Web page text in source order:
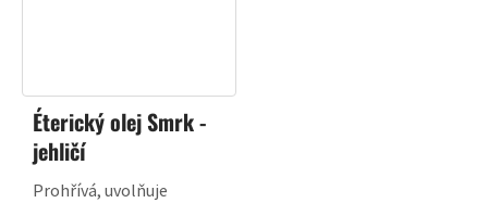
Éterický olej Smrk -
jehličí
Prohřívá, uvolňuje